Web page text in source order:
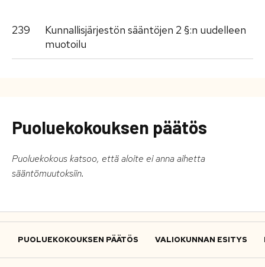
239
Kunnallisjärjestön sääntöjen 2 §:n uudelleen
muotoilu
Puoluekokouksen päätös
Puoluekokous katsoo, että aloite ei anna aihetta
sääntömuutoksiin.
PUOLUEKOKOUKSEN PÄÄTÖS VALIOKUNNAN ESITYS